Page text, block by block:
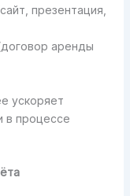
презентация,
аренды
ускоряет
в процессе